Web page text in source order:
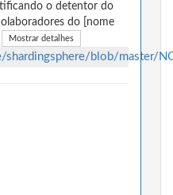
o detentor do
do [nome
Mostrar detalhes
shardingsphere/blob/master/